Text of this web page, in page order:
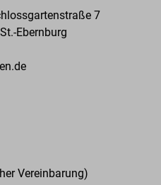
7
Ebernburg
Vereinbarung)